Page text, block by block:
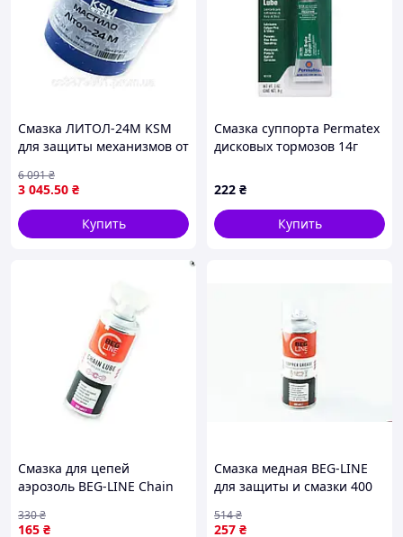
Смазка ЛИТОЛ-24М KSM
для защиты механизмов от
эффективное средство 9кг
3 045.50 ₴
6 091₴
Купить
Cмазка суппорта Permatex
дисковых тормозов 14г
222 ₴
Купить
Смазка для цепей
аэрозоль BEG-LINE Chain
коррозии и уменьшения
165 ₴
330₴
Смазка медная BEG-LINE
для защиты и смазки 400
механизмов
257 ₴
514₴